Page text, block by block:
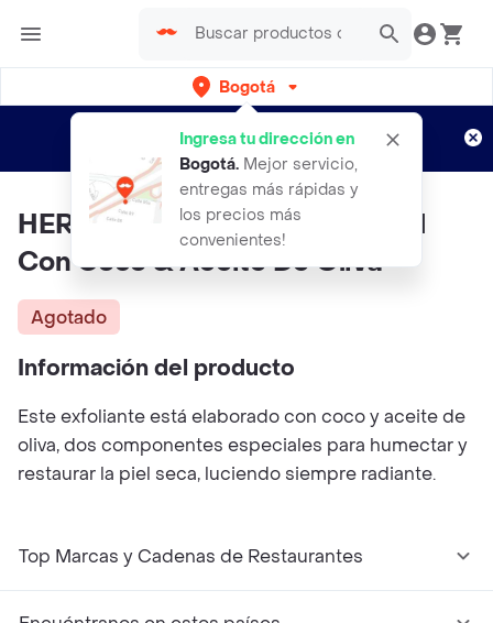
Bogotá
Ingresa tu dirección en
Bogotá. Mejor servicio,
entregas más rápidas y
los precios más
convenientes!
envíos gratis por semanas
Aplican TyC
HERBACOL Exfoliante Corporal
Con Coco & Aceite De Oliva
Agotado
Información del producto
Este exfoliante está elaborado con coco y aceite de
oliva, dos componentes especiales para humectar y
restaurar la piel seca, luciendo siempre radiante.
Top Marcas y Cadenas de Restaurantes